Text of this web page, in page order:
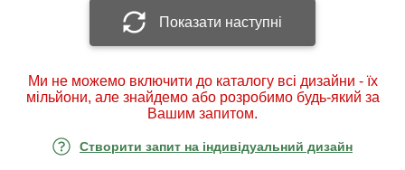
Показати наступні
Ми не можемо включити до каталогу всі дизайни - їх
мільйони, але знайдемо або розробимо будь-який за
Вашим запитом.
Створити запит на індивідуальний дизайн